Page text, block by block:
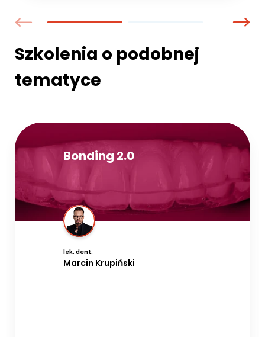
Szkolenia o podobnej
tematyce
Bonding 2.0
lek. dent.
Marcin Krupiński